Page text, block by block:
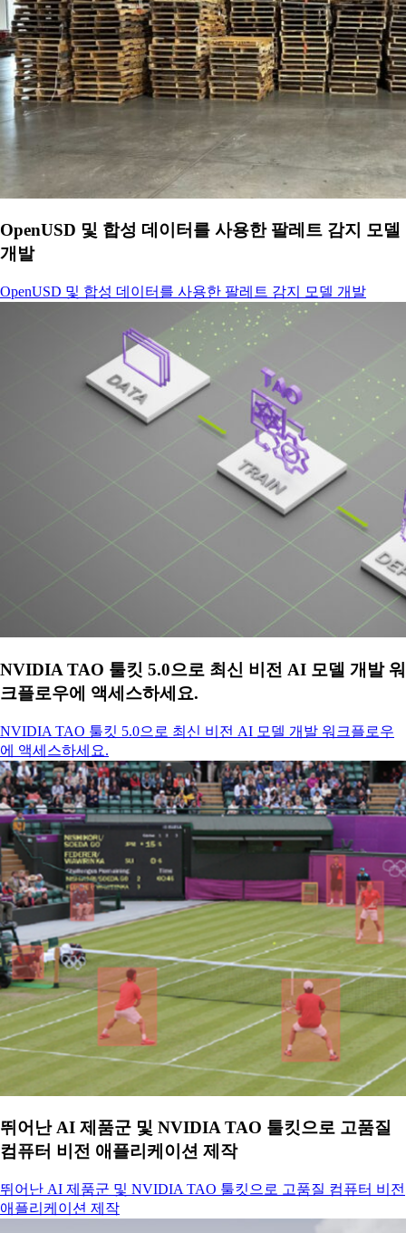
OpenUSD 및 합성 데이터를 사용한 팔레트 감지 모델
개발
OpenUSD 및 합성 데이터를 사용한 팔레트 감지 모델 개발
NVIDIA TAO 툴킷 5.0으로 최신 비전 AI 모델 개발 워
크플로우에 액세스하세요.
NVIDIA TAO 툴킷 5.0으로 최신 비전 AI 모델 개발 워크플로우
에 액세스하세요.
뛰어난 AI 제품군 및 NVIDIA TAO 툴킷으로 고품질
컴퓨터 비전 애플리케이션 제작
뛰어난 AI 제품군 및 NVIDIA TAO 툴킷으로 고품질 컴퓨터 비전
애플리케이션 제작